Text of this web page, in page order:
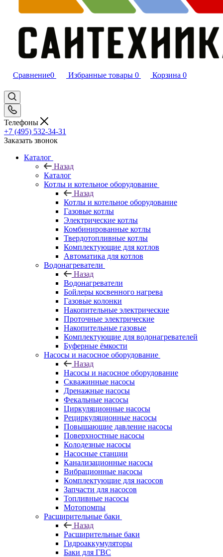
Сравнение0 Избранные товары 0 Корзина 0
Телефоны
+7 (495) 532‑34‑31
Заказать звонок
Каталог
Назад
Каталог
Котлы и котельное оборудование
Назад
Котлы и котельное оборудование
Газовые котлы
Электрические котлы
Комбинированные котлы
Твердотопливные котлы
Комплектующие для котлов
Автоматика для котлов
Водонагреватели
Назад
Водонагреватели
Бойлеры косвенного нагрева
Газовые колонки
Накопительные электрические
Проточные электрические
Накопительные газовые
Комплектующие для водонагревателей
Буферные ёмкости
Насосы и насосное оборудование
Назад
Насосы и насосное оборудование
Скважинные насосы
Дренажные насосы
Фекальные насосы
Циркуляционные насосы
Рециркуляционные насосы
Повышающие давление насосы
Поверхностные насосы
Колодезные насосы
Насосные станции
Канализационные насосы
Вибрационные насосы
Комплектующие для насосов
Запчасти для насосов
Топливные насосы
Мотопомпы
Расширительные баки
Назад
Расширительные баки
Гидроаккумуляторы
Баки для ГВС